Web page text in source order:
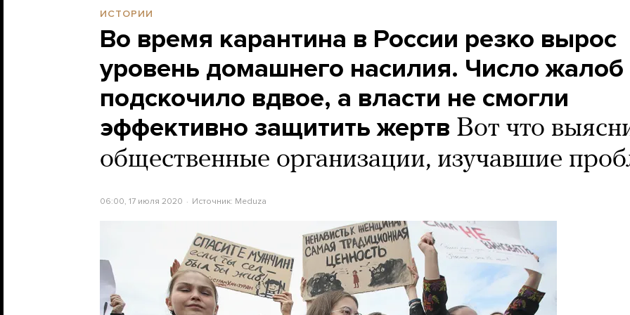
ИСТОРИИ
Во время карантина в России резко вырос
уровень домашнего насилия. Число жалоб
подскочило вдвое, а власти не смогли
эффективно защитить жертв Вот что
общественные организации, изучавшие
06:00, 17 июля 2020 Источник: Meduza